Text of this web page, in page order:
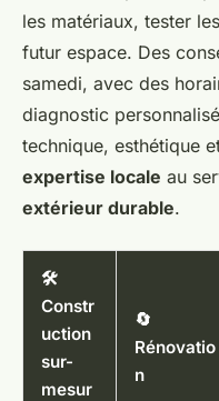
les matériaux, tester
futur espace. Des
samedi, avec des
diagnostic
technique, esthétique
expertise locale au
extérieur durable.
🛠️
Constr
uction
sur-
mesur
🔄
Rénovatio
n